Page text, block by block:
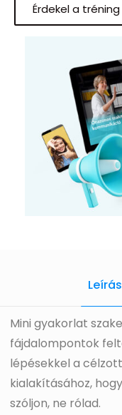
Érdekel a tréning
Leírás
Mini gyakorlat
fájdalompontok
lépésekkel a
kialakításához,
szóljon, ne rólad.